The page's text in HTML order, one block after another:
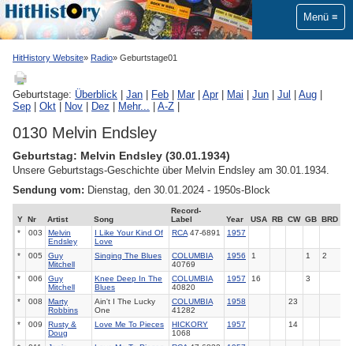
Menü
HitHistory Website Radio Geburtstage01
Geburtstage: Überblick Jan Feb Mar| Apr| Mai Jun Jul Aug
Sep
Okt Nov Dez Mehr... A-Z
0130 Melvin Endsley
Geburtstag: Melvin Endsley (30.01.1934)
Unsere Geburtstags-Geschichte über Melvin Endsley am 30.01.1934.
Sendung vom: Dienstag, den 30.01.2024 - 1950s-Block
Y Nr Artist Song
Record-
Label
Year USA RB CW GB
BRD
*
003
Melvin
Endsley
I Like Your Kind Of
Love
RCA47-6891 1957
* 005
Guy
Mitchell
Singing The Blues
COLUMBIA
40769
1956 1 1 2
* 006
Guy
Mitchell
Knee Deep In The
Blues
COLUMBIA
40820
1957 16 3
* 008
Marty
Robbins
Ain't I The Lucky
One
COLUMBIA
41282
1958 23
* 009
Rusty &
Doug
Love Me To Pieces
HICKORY
1068
1957 14